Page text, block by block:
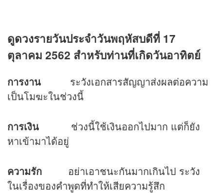
ดูดวงรายวันประจำวันพฤหัสบดีที่ 17
ตุลาคม 2562 สำหรับท่านที่เกิดวันอาทิตย์
การงาน ระวังเอกสารสัญญาส่งผลต่อความ
เป็นโมฆะในช่วงนี้
การเงิน ช่วงนี้ใช้เงินออกไปมาก แต่ก็ยัง
หาเข้ามาได้อยู่
ความรัก อย่าเอาชนะกันมากเกินไป ระวัง
ในเรื่องของคำพูดที่ทำให้เสียความรู้สึก